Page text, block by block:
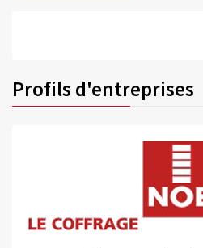
Profils d'entreprises